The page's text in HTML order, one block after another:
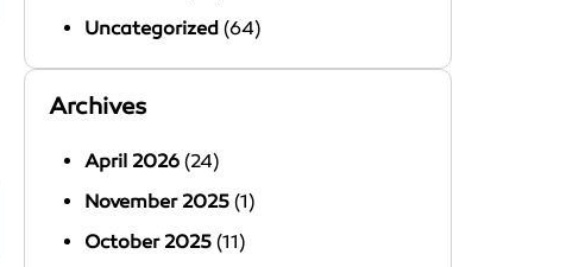
Uncategorized (64)
Archives
April 2026 (24)
November 2025 (1)
October 2025 (11)